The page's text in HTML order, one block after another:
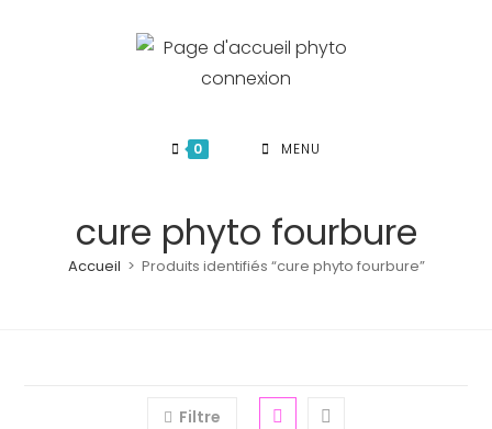
0 MENU
cure phyto fourbure
Accueil > Produits identifiés “cure phyto fourbure”
Filtre